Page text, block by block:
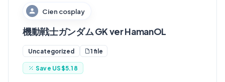
Cien cosplay
機動戦士ガンダム GK ver HamanOL
Uncategorized 1 file
Save US$5.18